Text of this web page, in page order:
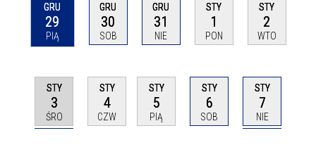
GRU
29
PIĄ
GRU
30
SOB
GRU
31
NIE
STY
1
PON
STY
2
WTO
STY
3
ŚRO
STY
4
CZW
STY
5
PIĄ
STY
6
SOB
STY
7
NIE